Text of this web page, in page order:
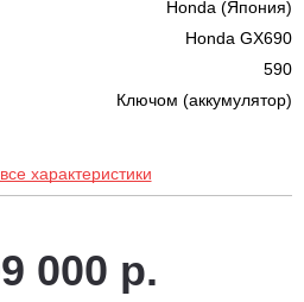
Honda (Япония)
Honda GX690
590
Ключом (аккумулятор)
характеристики
000 р.